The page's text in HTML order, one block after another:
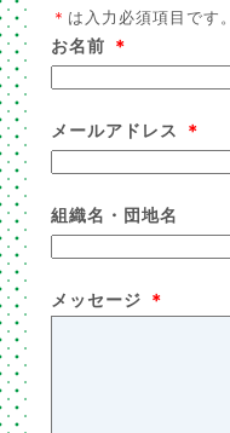
＊ は入力必須項目です。
お名前 ＊
メールアドレス ＊
組織名・団地名
メッセージ ＊